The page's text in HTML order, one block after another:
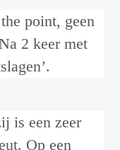
point, geen
2 keer met
is een zeer
Op een